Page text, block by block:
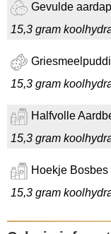
Gevulde
15,3 gram
15,3 gram
Halfvolle
15,3 gram
Hoekje
15,3 gram